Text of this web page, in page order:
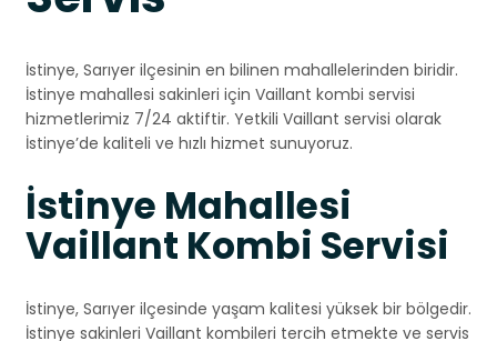
İstinye, Sarıyer ilçesinin en bilinen mahallelerinden biridir.
İstinye mahallesi sakinleri için Vaillant kombi servisi
hizmetlerimiz 7/24 aktiftir. Yetkili Vaillant servisi olarak
İstinye’de kaliteli ve hızlı hizmet sunuyoruz.
İstinye Mahallesi
Vaillant Kombi Servisi
İstinye, Sarıyer ilçesinde yaşam kalitesi yüksek bir bölgedir.
İstinye sakinleri Vaillant kombileri tercih etmekte ve servis